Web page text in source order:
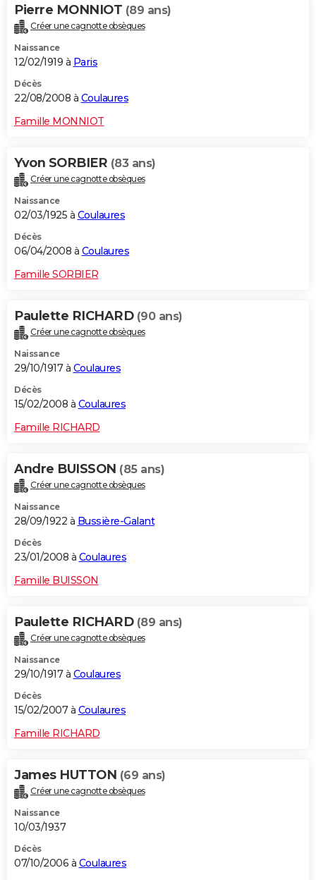
Pierre MONNIOT (89 ans)
Créer une cagnotte obsèques
Naissance
12/02/1919 à Paris
Décès
22/08/2008 à Coulaures
Famille MONNIOT
Yvon SORBIER (83 ans)
Créer une cagnotte obsèques
Naissance
02/03/1925 à Coulaures
Décès
06/04/2008 à Coulaures
Famille SORBIER
Paulette RICHARD (90 ans)
Créer une cagnotte obsèques
Naissance
29/10/1917 à Coulaures
Décès
15/02/2008 à Coulaures
Famille RICHARD
Andre BUISSON (85 ans)
Créer une cagnotte obsèques
Naissance
28/09/1922 à Bussière-Galant
Décès
23/01/2008 à Coulaures
Famille BUISSON
Paulette RICHARD (89 ans)
Créer une cagnotte obsèques
Naissance
29/10/1917 à Coulaures
Décès
15/02/2007 à Coulaures
Famille RICHARD
James HUTTON (69 ans)
Créer une cagnotte obsèques
Naissance
10/03/1937
Décès
07/10/2006 à Coulaures